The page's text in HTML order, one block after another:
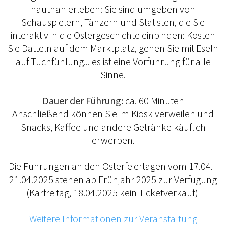
hautnah erleben: Sie sind umgeben von
Schauspielern, Tänzern und Statisten, die Sie
interaktiv in die Ostergeschichte einbinden: Kosten
Sie Datteln auf dem Marktplatz, gehen Sie mit Eseln
auf Tuchfühlung... es ist eine Vorführung für alle
Sinne.
Dauer der Führung:ca. 60 Minuten
Anschließend können Sie im Kiosk verweilen und
Snacks, Kaffee und andere Getränke käuflich
erwerben.
Die Führungen an den Osterfeiertagen vom 17.04. -
21.04.2025 stehen ab Frühjahr 2025 zur Verfügung
(Karfreitag, 18.04.2025 kein Ticketverkauf)
Weitere Informationen zur Veranstaltung